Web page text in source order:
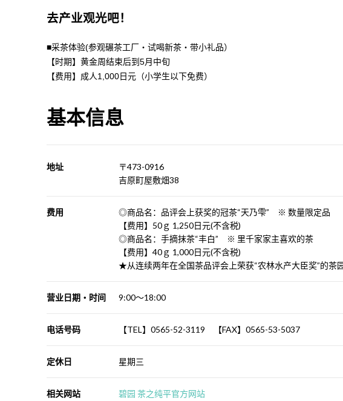
去产业观光吧！
■采茶体验(参观碾茶工厂・试喝新茶・带小礼品）
【时期】黄金周结束后到5月中旬
【费用】成人1,000日元（小学生以下免费）
基本信息
地址
〒473-0916
吉原町屋敷畑38
费用
◎商品名：品评会上获奖的冠茶“天乃雫” ※ 数量限定品
【费用】50ｇ 1,250日元(不含税)
◎商品名：手摘抹茶“丰白” ※ 里千家家主喜欢的茶
【费用】40ｇ 1,000日元(不含税)
★从连续两年在全国茶品评会上荣获“农林水产大臣奖”的茶
营业日期・时间 9:00～18:00
电话号码 【TEL】0565-52-3119 【FAX】0565-53-5037
定休日 星期三
相关网站
碧园 茶之纯平官方网站